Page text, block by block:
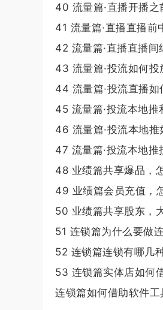
40 流量篇·直播开播之
41 流量篇·直播直播前
42 流量篇·直播直播间
43 流量篇·投流如何投
44 流量篇·投流直播如
45 流量篇·投流本地推
46 流量篇·投流本地推
47 流量篇·投流本地推
48 业绩篇共享爆品，
49 业绩篇会员充值，
50 业绩篇共享股东，
51 连锁篇为什么要做
52 连锁篇连锁有哪几
53 连锁篇实体店如何
连锁篇如何借助软件